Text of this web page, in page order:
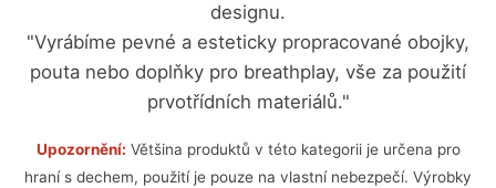
designu.
"Vyrábíme pevné a esteticky propracované obojky,
pouta nebo doplňky pro breathplay, vše za použití
prvotřídních materiálů."
Upozornění: Většina produktů v této kategorii je určena pro
hraní s dechem, použití je pouze na vlastní nebezpečí. Výrobky